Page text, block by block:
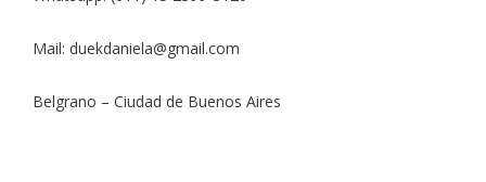
Mail: duekdaniela@gmail.com
Belgrano – Ciudad de Buenos Aires